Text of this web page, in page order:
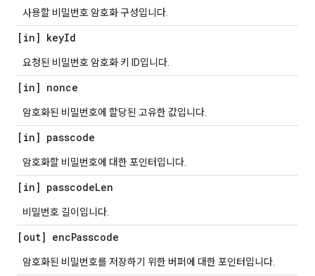
사용할 비밀번호 암호화 구성입니다.
[in] keyId
요청된 비밀번호 암호화 키 ID입니다.
[in] nonce
암호화된 비밀번호에 할당된 고유한 값입니다.
[in] passcode
암호화할 비밀번호에 대한 포인터입니다.
[in] passcodeLen
비밀번호 길이입니다.
[out] encPasscode
암호화된 비밀번호를 저장하기 위한 버퍼에 대한 포인터입니다.